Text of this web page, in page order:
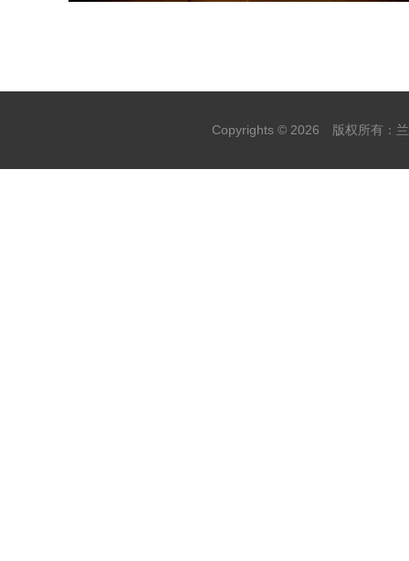
Copyrights © 2026 版权所有：